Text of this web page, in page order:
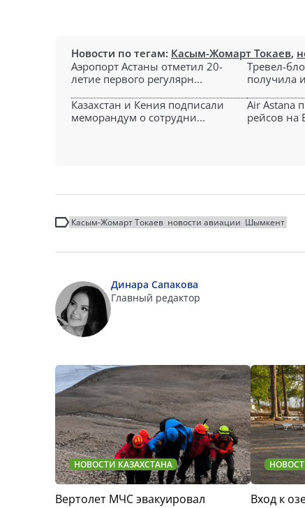
Новости по тегам: Касым-Жомарт Токаев,
Аэропорт Астаны отметил 20-
летие первого регулярн...
Тревел-
получила
Казахстан и Кения подписали
меморандум о сотрудни...
Air Astana
рейсов на
Касым-Жомарт Токаев новости авиации Шымкент
Динара Сапакова
Главный редактор
НОВОСТИ КАЗАХСТАНА
Вертолет МЧС эвакуировал
Вход к